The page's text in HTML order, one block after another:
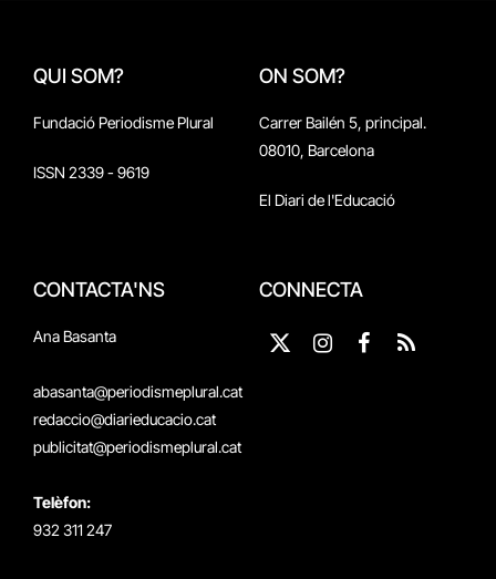
QUI SOM?
Fundació Periodisme Plural
ISSN 2339 - 9619
ON SOM?
Carrer Bailén 5, principal.
08010, Barcelona
El Diari de l'Educació
CONTACTA'NS
Ana Basanta
abasanta@periodismeplural.cat
redaccio@diarieducacio.cat
publicitat@periodismeplural.cat
Telèfon:
932 311 247
CONNECTA
X
Instagram
Facebook
RSS